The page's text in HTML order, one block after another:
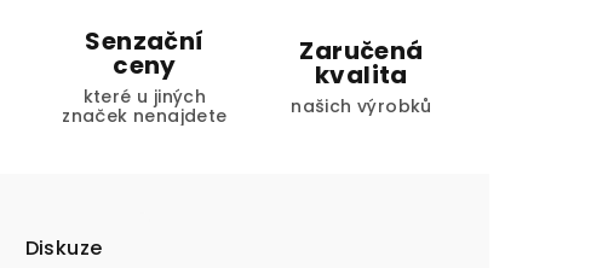
Senzační
ceny
které u jiných
značek nenajdete
Zaručená
kvalita
našich výrobků
Diskuze